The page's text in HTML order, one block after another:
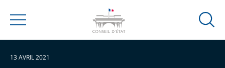
Menu
Ouvrir
13 AVRIL 2021